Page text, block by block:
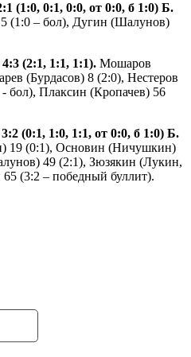
(1:0, 0:1, 0:0, от 0:0, б 1:0) Б.
(1:0 – бол), Дугин (Шалунов)
(2:1, 1:1, 1:1). Мошаров
(Бурдасов) 8 (2:0), Нестеров
бол), Плаксин (Кропачев) 56
(0:1, 1:0, 1:1, от 0:0, б 1:0) Б.
19 (0:1), Основин (Ничушкин)
49 (2:1), Зюзякин (Лукин,
(3:2 – победный буллит).